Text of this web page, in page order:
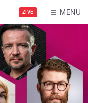
ŽIVĚ MENU